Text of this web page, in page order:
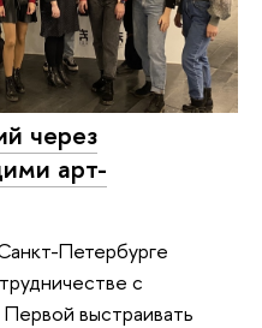
через
арт-
Петербурге
с
выстраивать